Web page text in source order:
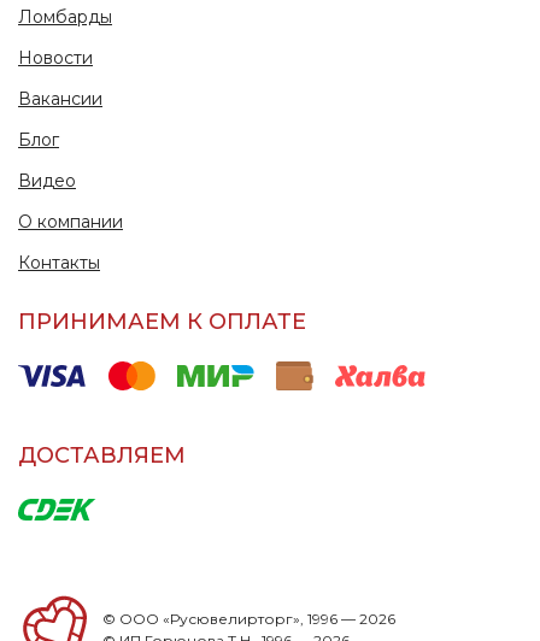
Ломбарды
Новости
Вакансии
Блог
Видео
О компании
Контакты
ПРИНИМАЕМ К ОПЛАТЕ
ДОСТАВЛЯЕМ
© ООО «Русювелирторг», 1996 — 2026